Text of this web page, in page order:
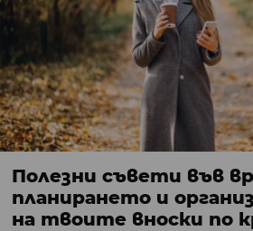
Полезни съвети във
планирането и
на твоите вноски по